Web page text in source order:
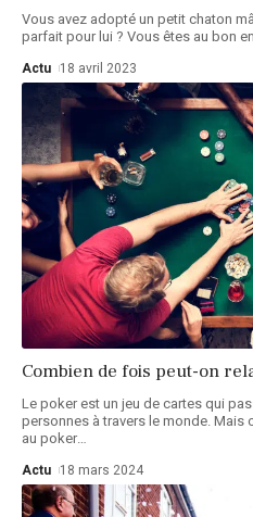
Vous avez adopté un petit chaton
parfait pour lui ? Vous êtes au bon
Actu 18 avril 2023
Combien de fois peut-on
Le poker est un jeu de cartes qui
personnes à travers le monde.
au poker…
Actu 18 mars 2024